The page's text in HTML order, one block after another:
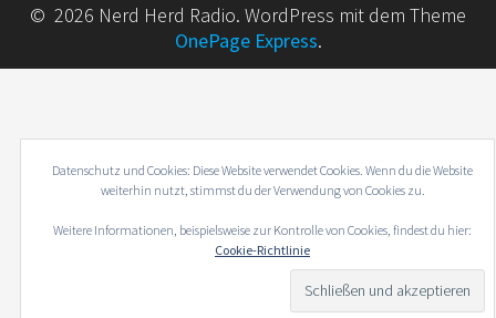
© 2026 Nerd Herd Radio. WordPress mit dem Theme
OnePage Express.
Datenschutz und Cookies: Diese Website verwendet Cookies. Wenn du die Website
weiterhin nutzt, stimmst du der Verwendung von Cookies zu.
Weitere Informationen, beispielsweise zur Kontrolle von Cookies, findest du hier:
Cookie-Richtlinie